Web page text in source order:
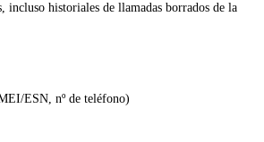
incluso historiales de llamadas borrados de la
ESN, nº de teléfono)